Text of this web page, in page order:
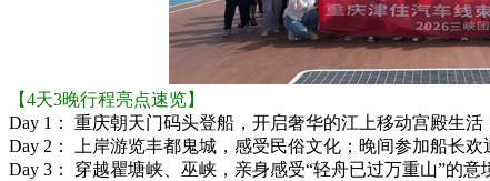
【4天3晚行程亮点速览】
Day 1： 重庆朝天门码头登船，开启奢华的江上移动宫殿生活
Day 2： 上岸游览丰都鬼城，感受民俗文化；晚间参加船长欢
Day 3： 穿越瞿塘峡、巫峡，亲身感受“轻舟已过万重山”的